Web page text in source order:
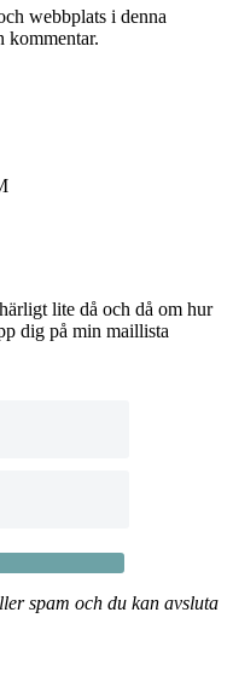
webbplats i denna
kommentar.
lite då och då om hur
dig på min maillista
spam och du kan avsluta